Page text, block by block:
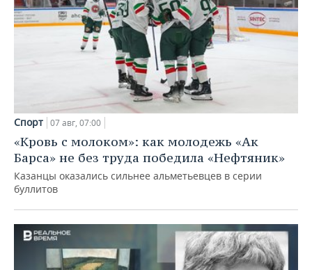
Спорт 07 авг, 07:00
«Кровь с молоком»: как молодежь «Ак
Барса» не без труда победила «Нефтяник»
Казанцы оказались сильнее альметьевцев в серии
буллитов